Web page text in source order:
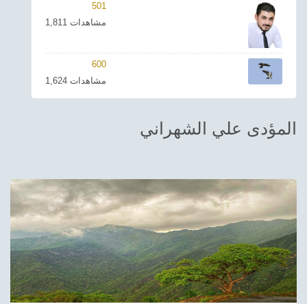
ترفيهي
Asian
Foreign
Sudani tones
501
1,811 مشاهدات
600
1,624 مشاهدات
المؤدى علي الشهراني